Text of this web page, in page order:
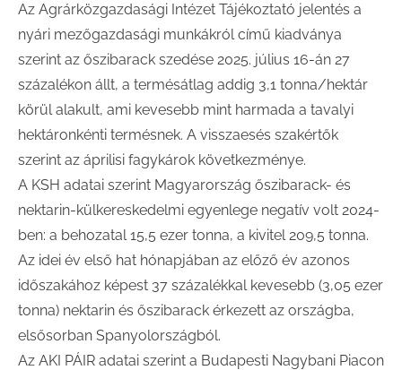
Az Agrárközgazdasági Intézet Tájékoztató jelentés a
nyári mezőgazdasági munkákról című kiadványa
szerint az őszibarack szedése 2025. július 16-án 27
százalékon állt, a termésátlag addig 3,1 tonna/hektár
körül alakult, ami kevesebb mint harmada a tavalyi
hektáronkénti termésnek. A visszaesés szakértők
szerint az áprilisi fagykárok következménye.
A KSH adatai szerint Magyarország őszibarack- és
nektarin-külkereskedelmi egyenlege negatív volt 2024-
ben: a behozatal 15,5 ezer tonna, a kivitel 209,5 tonna.
Az idei év első hat hónapjában az előző év azonos
időszakához képest 37 százalékkal kevesebb (3,05 ezer
tonna) nektarin és őszibarack érkezett az országba,
elsősorban Spanyolországból.
Az AKI PÁIR adatai szerint a Budapesti Nagybani Piacon